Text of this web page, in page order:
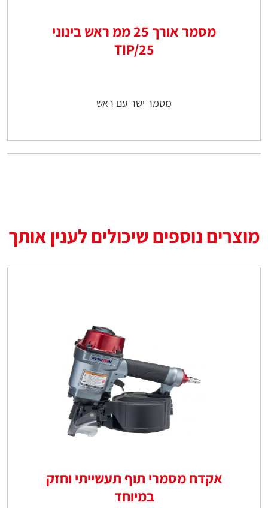
מסמר אורך 25 ממ ראש בינוני
TIP/25
מסמר ישר עם ראש
מוצרים נוספים שיכולים לענין אותך
אקדח מסמרי תוף תעשייתי וחזק
במיוחד